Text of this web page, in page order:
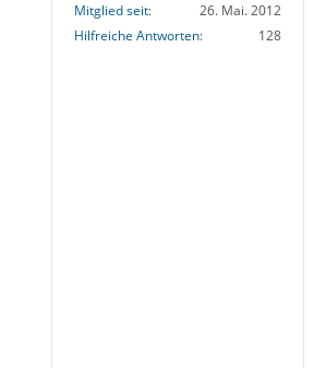
Mitglied seit
26. Mai. 2012
Hilfreiche Antworten
128